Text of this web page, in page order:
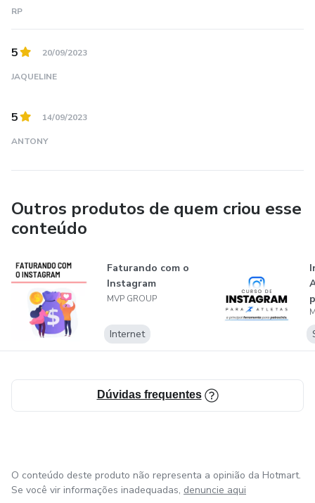
RP
5 20/09/2023
JAQUELINE
5 14/09/2023
ANTONY
Outros produtos de quem criou esse
conteúdo
Faturando com o
Instagram
MVP GROUP
Internet
Dúvidas frequentes
O conteúdo deste produto não representa a opinião da Hotmart.
Se você vir informações inadequadas, denuncie aqui